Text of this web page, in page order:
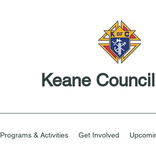
Keane
Programs & Activities Get Involved